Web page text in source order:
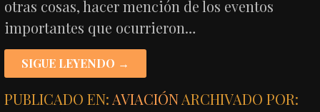
otras cosas, hacer mención de los eventos
importantes que ocurrieron…
SIGUE LEYENDO →
PUBLICADO EN: AVIACIÓNARCHIVADO POR: